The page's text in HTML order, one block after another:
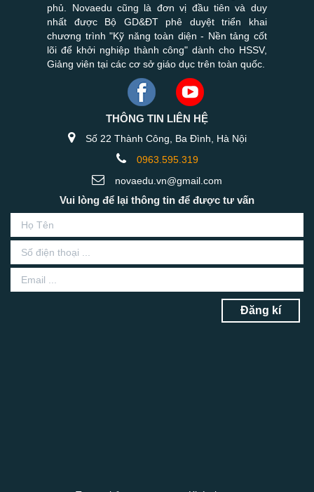
phủ. Novaedu cũng là đơn vị đầu tiên và duy
nhất được Bộ GD&ĐT phê duyệt triển khai
chương trình "Kỹ năng toàn diện - Nền tảng cốt
lõi để khởi nghiệp thành công" dành cho HSSV,
Giảng viên tại các cơ sở giáo dục trên toàn quốc.
THÔNG TIN LIÊN HỆ
Số 22 Thành Công, Ba Đình, Hà Nội
0963.595.319
novaedu.vn@gmail.com
Vui lòng để lại thông tin để được tư vấn
Đăng kí